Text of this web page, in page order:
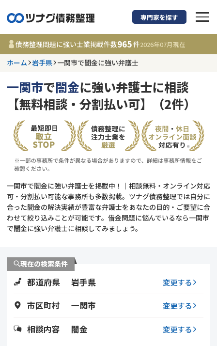
債務整理に強い弁
事務所 965
件
更新日 : 2026年07月31日
相談内容で探す
借金返済相談・交渉
任意整理
時効援用
会社破産・法人破産
費用相場
コラム
債務整理
個人再生（民事再生）
専門家を探す
債務整理問題に強い士業掲載件数965件2026年07月現在
ホーム 岩手県 一関市で闇金に強い弁護士
一関市で闇金に強い弁護士に相談
【無料相談・分割払い可】（2件）
一関市で闇金に強い弁護士を掲載中！｜相談無料・オンライン対応
可・分割払い可能な事務所も多数掲載。ツナグ債務整理では自分に
合った闇金の解決実績が豊富な弁護士をあなたの目的・ご要望に合
わせて絞り込みことが可能です。借金問題に悩んでいるなら一関市
で闇金に強い弁護士に相談してみましょう。
現在の検索条件
都道府県 岩手県 変更する
市区町村 一関市 変更する
相談内容 闇金 変更する